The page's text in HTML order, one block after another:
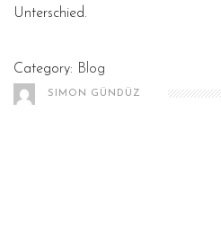
Unterschied.
Category: Blog
SIMON GÜNDÜZ